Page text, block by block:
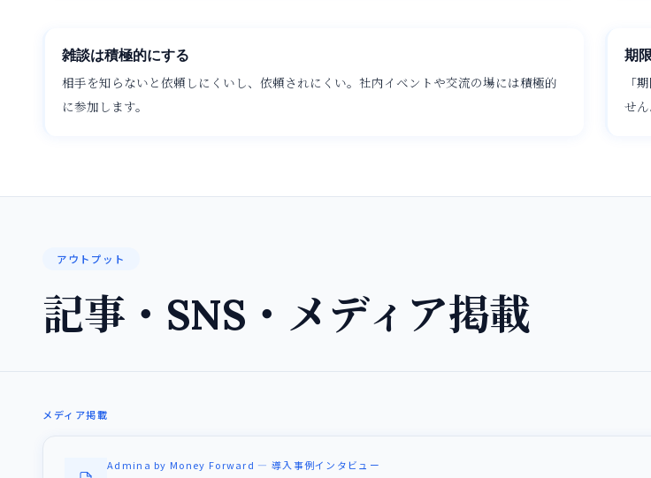
雑談は積極的にする
相手を知らないと依頼しにくいし、依頼されにくい。社内イベントや交流の場には積極的
に参加します。
期
「
せん
アウトプット
記事・SNS・メディア掲載
メディア掲載
Admina by Money Forward — 導入事例インタビュー